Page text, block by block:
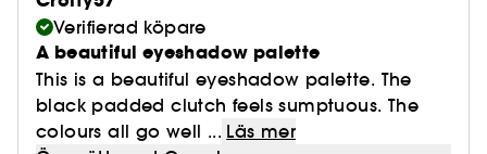
Verifierad köpare
A beautiful eyeshadow palette
This is a beautiful eyeshadow palette. The
black padded clutch feels sumptuous. The
colours all go well ... Läs mer